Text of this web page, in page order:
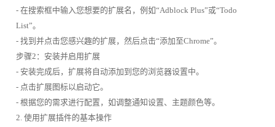
- 在搜索框中输入您想要的扩展名，例如“Adblock Plus”或“Todo
List”。
- 找到并点击您感兴趣的扩展，然后点击“添加至Chrome”。
步骤2：安装并启用扩展
- 安装完成后，扩展将自动添加到您的浏览器设置中。
- 点击扩展图标以启动它。
- 根据您的需求进行配置，如调整通知设置、主题颜色等。
2. 使用扩展插件的基本操作